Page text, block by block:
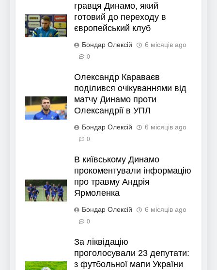
гравця Динамо, який
готовий до переходу в
європейський клуб
Бондар Олексій 6 місяців ago
0
Олександр Караваєв
поділився очікуваннями від
матчу Динамо проти
Олександрії в УПЛ
Бондар Олексій 6 місяців ago
0
В київському Динамо
прокоментували інформацію
про травму Андрія
Ярмоленка
Бондар Олексій 6 місяців ago
0
За ліквідацію
проголосували 23 депутати:
з футбольної мапи України